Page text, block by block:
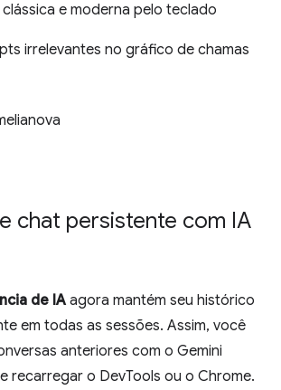
e moderna pelo teclado
irrelevantes no gráfico de chamas
chat persistente com IA
de IA agora mantém seu histórico
em todas as sessões. Assim, você
anteriores com o Gemini
recarregar o DevTools ou o Chrome.